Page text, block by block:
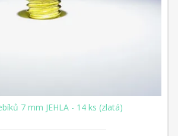
7 mm JEHLA - 14 ks (zlatá)